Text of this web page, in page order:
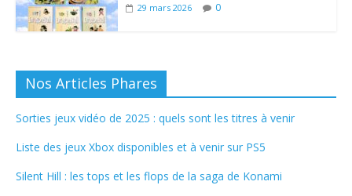
29 mars 2026 0
Nos Articles Phares
Sorties jeux vidéo de 2025 : quels sont les titres à venir
Liste des jeux Xbox disponibles et à venir sur PS5
Silent Hill : les tops et les flops de la saga de Konami